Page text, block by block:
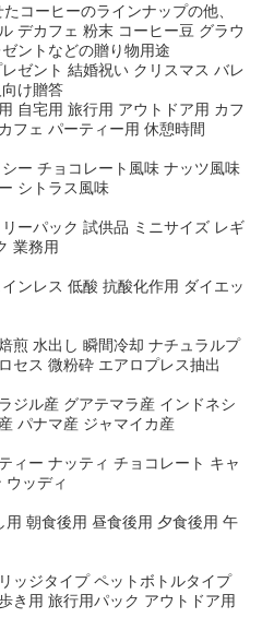
コーヒーのラインナップの他、
デカフェ 粉末 コーヒー豆 グラウ
ントなどの贈り物用途
ゼント 結婚祝い クリスマス バレ
け贈答
自宅用 旅行用 アウトドア用 カフ
フェ パーティー用 休憩時間
ー チョコレート風味 ナッツ風味
シトラス風味
ーパック 試供品 ミニサイズ レギ
業務用
ンレス 低酸 抗酸化作用 ダイエッ
煎 水出し 瞬間冷却 ナチュラルプ
セス 微粉砕 エアロプレス抽出
ジル産 グアテマラ産 インドネシ
パナマ産 ジャマイカ産
ィー ナッティ チョコレート キャ
ウッディ
朝食後用 昼食後用 夕食後用 午
ッジタイプ ペットボトルタイプ
き用 旅行用パック アウトドア用